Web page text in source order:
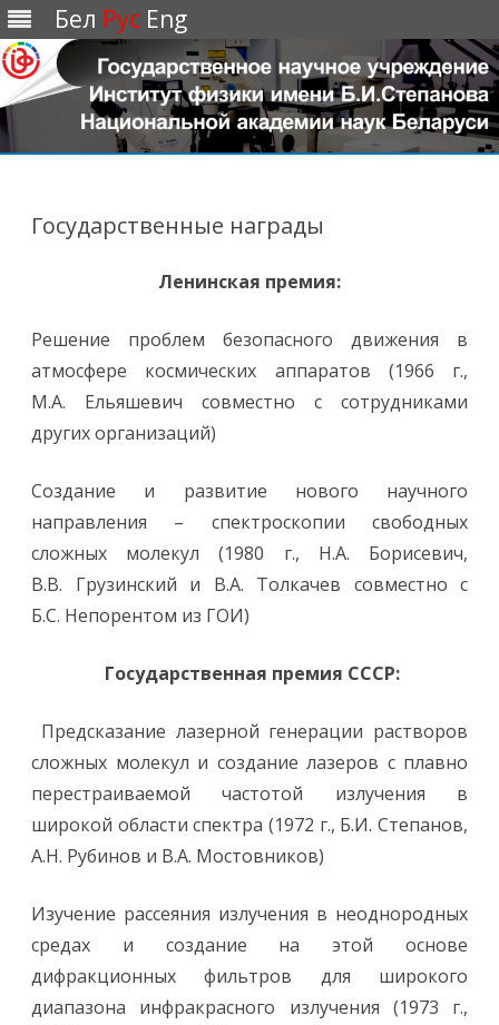
Бел Рус Eng
Государственные награды
Ленинская премия:
Решение проблем безопасного движения в
атмосфере космических аппаратов (1966 г.,
М.А. Ельяшевич совместно с сотрудниками
других организаций)
Создание и развитие нового научного
направления – спектроскопии свободных
сложных молекул (1980 г., Н.А. Борисевич,
В.В. Грузинский и В.А. Толкачев совместно с
Б.С. Непорентом из ГОИ)
Государственная премия СССР:
Предсказание лазерной генерации растворов
сложных молекул и создание лазеров с плавно
перестраиваемой частотой излучения в
широкой области спектра (1972 г., Б.И. Степанов,
А.Н. Рубинов и В.А. Мостовников)
Изучение рассеяния излучения в неоднородных
средах и создание на этой основе
дифракционных фильтров для широкого
диапазона инфракрасного излучения (1973 г.,